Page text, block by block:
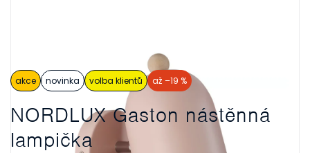
NORDLUX Gaston nástěnná
lampička
akce novinka volba klientů až –19 %